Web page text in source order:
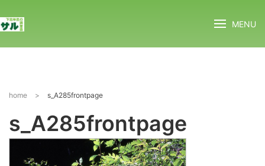
MENU
home > s_A285frontpage
s_A285frontpage